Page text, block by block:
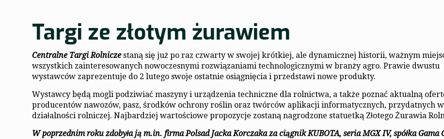
Targi ze złotym żurawiem
Centralne Targi Rolniczestaną się już po raz czwarty w swojej krótkiej, ale dynamicznej historii, ważnym
wszystkich zainteresowanych nowoczesnymi rozwiązaniami technologicznymi w branży agro. Prawie dwustu
wystawców zaprezentuje do 2 lutego swoje ostatnie osiągnięcia i przedstawi nowe produkty.
Wystawcy będą mogli podziwiać maszyny i urządzenia techniczne dla rolnictwa, a także poznać aktualną
producentów nawozów, pasz, środków ochrony roślin oraz twórców aplikacji informatycznych, przydatnych w
działalności rolniczej. Najbardziej wartościowe propozycje zostaną nagrodzone statuetką Złotego Żurawia
W poprzednim roku zdobyła ją m.in. firma Polsad Jacka Korczaka za ciągnik KUBOTA, seria MGX IV, spółka Gama